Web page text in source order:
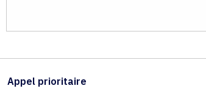
Appel prioritaire